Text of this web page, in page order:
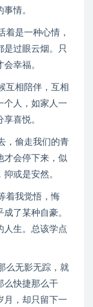
情。
着是一种心情，
是过眼云烟。只
幸福。
互相陪伴，互相
个人，如家人一
喜悦。
，偷走我们的青
才会停下来，似
或是安然。
着我觉悟，悔
了某种自豪。
人生。总该学点
么无影无踪，就
么快捷那么干
月，却只留下一